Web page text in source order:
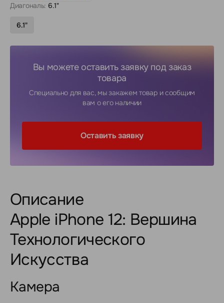
Диагональ: 6.1"
6.1"
Вы можете оставить заявку под заказ
товара
Специально для вас, мы закажем товар и сообщим
вам о его наличии
Оставить заявку
Описание
Apple iPhone 12: Вершина
Технологического
Искусства
Камера